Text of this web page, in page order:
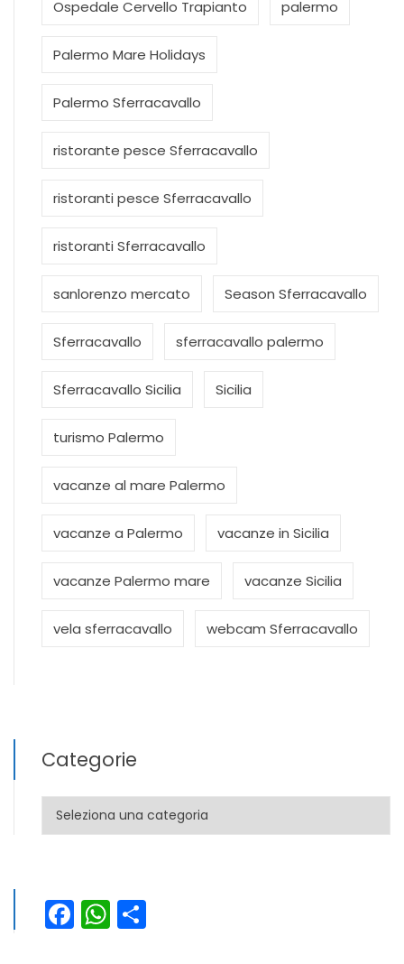
Ospedale Cervello Trapianto palermo
Palermo Mare Holidays
Palermo Sferracavallo
ristorante pesce Sferracavallo
ristoranti pesce Sferracavallo
ristoranti Sferracavallo
sanlorenzo mercato Season Sferracavallo
Sferracavallo sferracavallo palermo
Sferracavallo Sicilia Sicilia
turismo Palermo
vacanze al mare Palermo
vacanze a Palermo vacanze in Sicilia
vacanze Palermo mare vacanze Sicilia
vela sferracavallo webcam Sferracavallo
Categorie
Categorie
Facebook
WhatsApp